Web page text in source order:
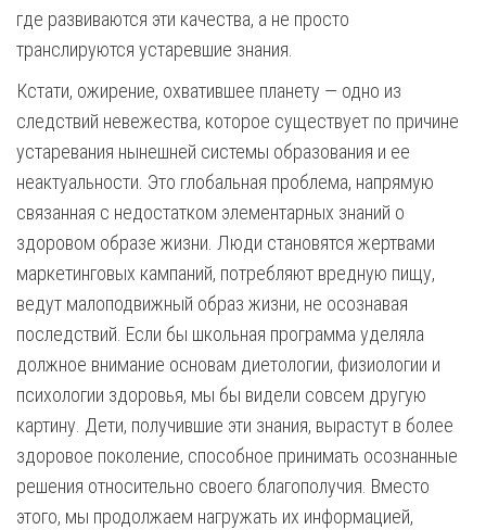
где развиваются эти качества, а не просто
транслируются устаревшие знания.
Кстати, ожирение, охватившее планету — одно из
следствий невежества, которое существует по причине
устаревания нынешней системы образования и ее
неактуальности. Это глобальная проблема, напрямую
связанная с недостатком элементарных знаний о
здоровом образе жизни. Люди становятся жертвами
маркетинговых кампаний, потребляют вредную пищу,
ведут малоподвижный образ жизни, не осознавая
последствий. Если бы школьная программа уделяла
должное внимание основам диетологии, физиологии и
психологии здоровья, мы бы видели совсем другую
картину. Дети, получившие эти знания, вырастут в более
здоровое поколение, способное принимать осознанные
решения относительно своего благополучия. Вместо
этого, мы продолжаем нагружать их информацией,